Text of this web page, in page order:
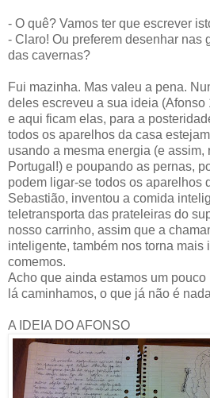
- O quê? Vamos ter que escrever
- Claro! Ou preferem desenhar nas
das cavernas?
Fui mazinha. Mas valeu a pena.
deles escreveu a sua ideia
e aqui ficam elas, para a
todos os aparelhos da casa
usando a mesma energia (e assim,
Portugal!) e poupando as pernas,
podem ligar-se todos os aparelhos
Sebastião, inventou a comida
teletransporta das prateleiras do
nosso carrinho, assim que a
inteligente, também nos torna mais
comemos.
Acho que ainda estamos um
lá caminhamos, o que já não é
A IDEIA DO AFONSO